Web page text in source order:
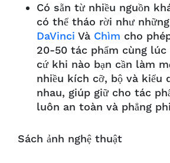
Có sẵn từ nhiều nguồn
có thể tháo rời như
DaVinci Và Chìm cho
20-50 tác phẩm cùng
cứ khi nào bạn cần làm
nhiều kích cỡ, bộ và kiểu
nhau, giúp giữ cho tác
luôn an toàn và phẳng
Sách ảnh nghệ thuật